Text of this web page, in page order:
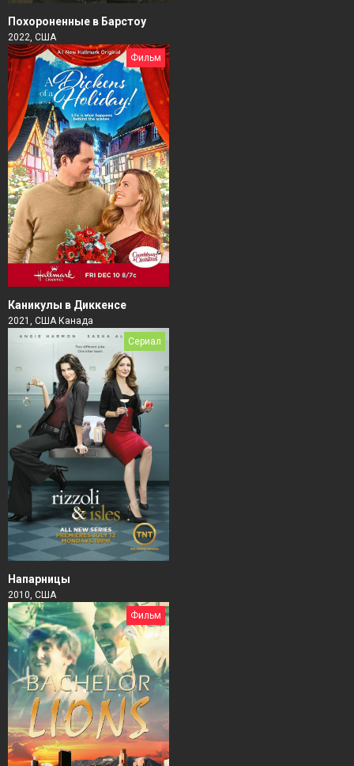
Похороненные в Барстоу
2022, США
Фильм
Каникулы в Диккенсе
2021, США Канада
Сериал
Напарницы
2010, США
Фильм